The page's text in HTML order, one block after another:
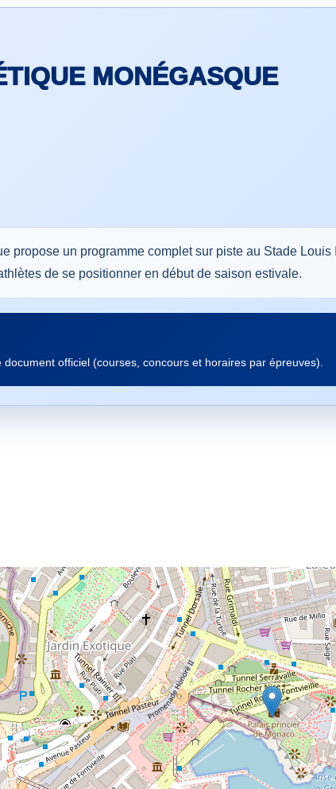
MONÉGASQUE
propose un programme complet sur piste au Stade
de se positionner en début de saison estivale.
officiel (courses, concours et horaires par épreuves).